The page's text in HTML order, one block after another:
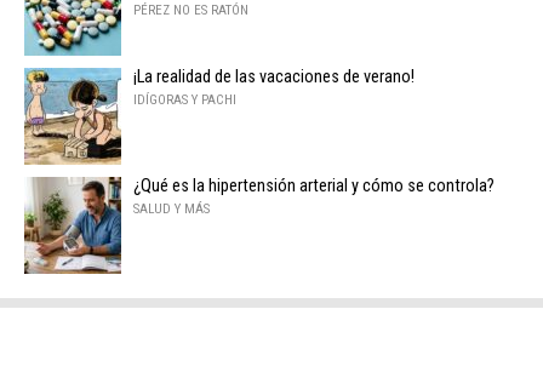
PÉREZ NO ES RATÓN
¡La realidad de las vacaciones de verano!
IDÍGORAS Y PACHI
¿Qué es la hipertensión arterial y cómo se controla?
SALUD Y MÁS